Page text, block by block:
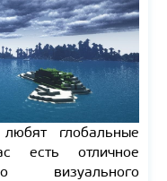
глобальные
есть отличное
визуального